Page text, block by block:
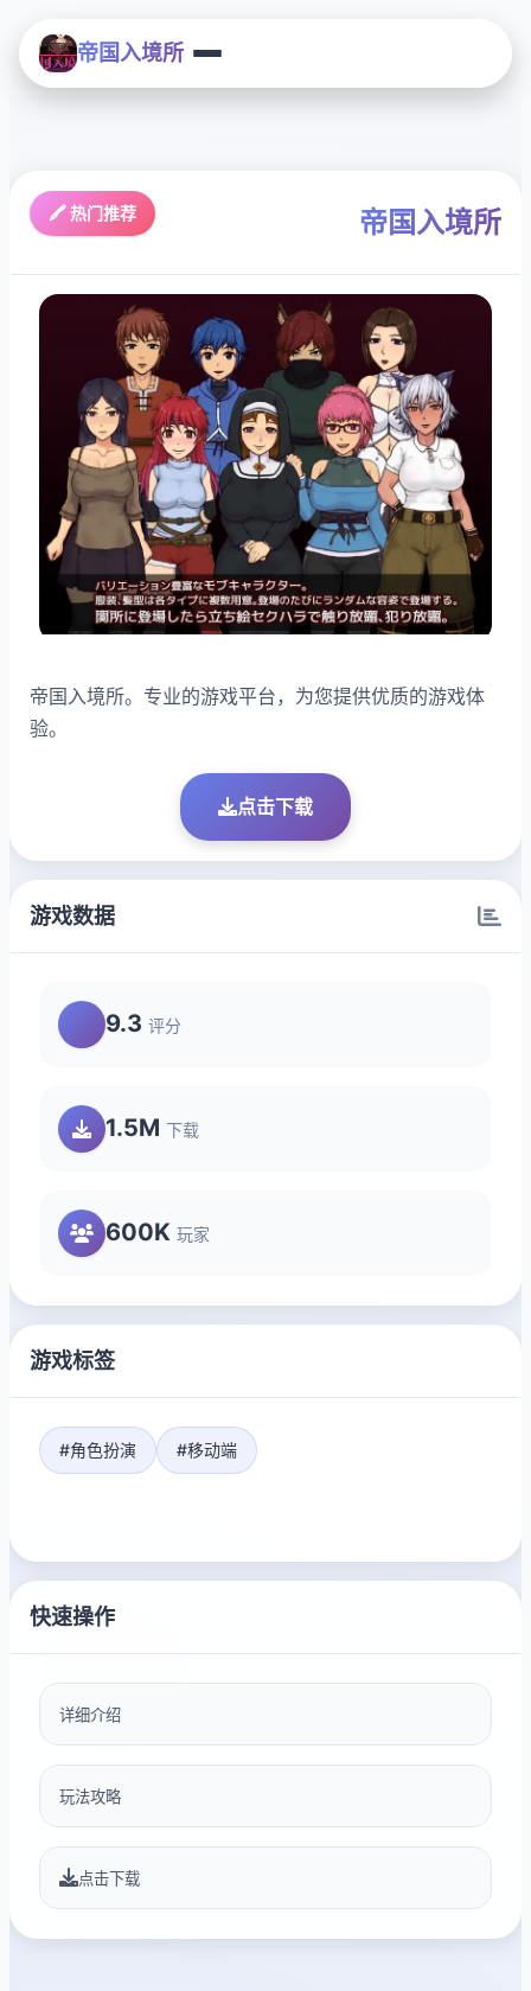
帝国入境所
🖍️ 热门推荐 帝国入境所
帝国入境所。专业的游戏平台，为您提供优质的游戏体
验。
点击下载
游戏数据
9.3 评分
1.5M 下载
600K 玩家
游戏标签
#角色扮演 #移动端
快速操作
详细介绍
玩法攻略
点击下载